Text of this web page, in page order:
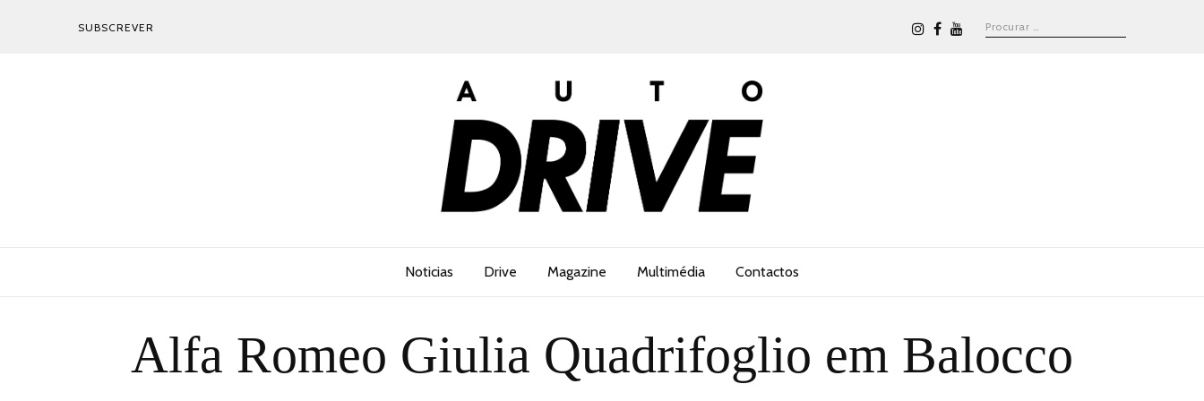
SUBSCREVER
Noticias Drive Magazine Multimédia Contactos
Alfa Romeo Giulia Quadrifoglio em Balocco